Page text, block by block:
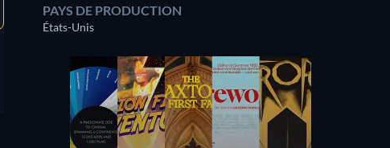
PAYS DE PRODUCTION
États-Unis